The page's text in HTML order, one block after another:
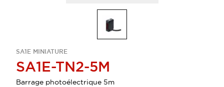
SA1E MINIATURE
SA1E-TN2-5M
Barrage photoélectrique 5m